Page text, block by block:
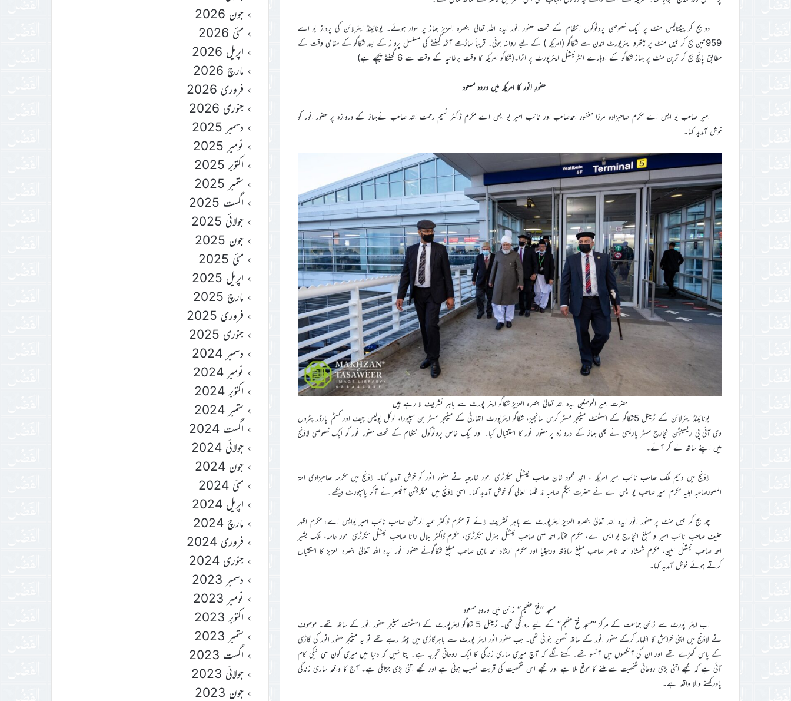
دو بج کر پینتالیس منٹ پر ایک خصوصی پروٹوکول انتظام کے تحت حضور انور ایدہ اللہ تعالیٰ بنصرہ العزیز جہاز پر سوار ہوئے۔ یونائیٹڈ ایئرلائن کی پرواز یو اے
959تین بج کر بیس منٹ پر ہیتھرو ایئرپورٹ لندن سے شکاگو (امریکہ ) کے لیے روانہ ہوئی۔ قریباً ساڑھے آٹھ گھنٹے کی مسلسل پرواز کے بعد شکاگو کے مقامی وقت کے
مطابق پانچ بج کر ترپن منٹ پر جہاز شکاگو کے اوہارے انٹرنیشنل ایئرپورٹ پر اترا۔(شکاگو امریکہ کا وقت برطانیہ کے وقت سے 6 گھنٹے پیچھے ہے)
حضورِ انور کا امریکہ میں ورود مسعود
امیر صاحب یو ایس اے مکرم صاحبزادہ مرزا مغفور احمدصاحب اور نائب امیر یو ایس اے مکرم ڈاکٹر نسیم رحمت اللہ صاحب نےجہاز کے دروازہ پر حضور انور کو
خوش آمدید کہا۔
حضرت امیر المومنین ایدہ اللہ تعالیٰ بنصرہ العزیز شکاگو ایئر پورٹ سے باہر تشریف لا رہے ہیں
یونائیٹڈ ایئرلائن کے ٹرمینل 5شکاگو کے اسسٹنٹ مینیجر مسٹر کرس سانچیز، شکاگو ایئرپورٹ اتھارٹی کے مینیجر مسٹر بن سیپیورا، لوکل پولیس چیف اور کسٹم بارڈر پٹرول
وی آئی پی ریسیپشن انچارج مسٹر پاریسی نے بھی جہاز کے دروازہ پر حضور انور کا استقبال کیا۔ اور ایک خاص پروٹوکول انتظام کے تحت حضور انور کو ایک خصوصی لاؤنج
میں اپنے ساتھ لے کر آئے۔
لاؤنج میں وسیم ملک صاحب نائب امیر امریکہ ، امجد محمود خان صاحب نیشنل سیکرٹری امور خارجیہ نے حضور انور کو خوش آمدید کہا۔ لاؤنج میں مکرمہ صاحبزادی امۃ
المصورصاحبہ اہلیہ مکرم امیر صاحب یو ایس اے نے حضرت بیگم صاحبہ مدّ ظلّہا العالی کو خوش آمدید کہا۔ اسی لاؤنج میں امیگریشن آفیسر نے آکر پاسپورٹ دیکھے۔
چھ بج کر بیس منٹ پر حضور انور ایدہ اللہ تعالیٰ بنصرہ العزیز ایئرپورٹ سے باہر تشریف لائے تو مکرم ڈاکٹر حمید الرحمٰن صاحب نائب امیر یوایس اے، مکرم اظہر
حنیف صاحب نائب امیر و مبلغ انچارج یو ایس اے، مکرم مختار احمد ملہی صاحب نیشنل جنرل سیکرٹری، مکرم ڈاکٹر بلال رانا صاحب نیشنل سیکرٹری امور عامہ، ملک بشیر
احمد صاحب نیشنل امین، مکرم شمشاد احمد ناصر صاحب مبلغ ساؤتھ ورجینیا اور مکرم ارشاد احمد ماہی صاحب مبلغ شکاگونے حضور انور ایدہ اللہ تعالیٰ بنصرہ العزیز کا استقبال
کرتے ہوئے خوش آمدید کہا۔
مسجد ’’فتح عظیم‘‘ زائن میں ورودِ مسعود
اب ایئر پورٹ سے زائن جماعت کے مرکز ’’مسجد فتح عظیم‘‘ کے لیے روانگی تھی۔ ٹرمینل 5 شکاگو ایئرپورٹ کے اسسٹنٹ مینیجر حضور انور کے ساتھ تھے۔ موصوف
نے لاؤنج میں اپنی خواہش کا اظہار کرکے حضور انور کے ساتھ تصویر بنوائی تھی۔ جب حضور انور ایئر پورٹ سے باہرگاڑی میں بیٹھ رہے تھے تو یہ مینیجر حضور انور کی گاڑی
کے پاس کھڑے تھے اور ان کی آنکھوں میں آنسو تھے۔ کہنے لگے کہ آج میری ساری زندگی کا ایک روحانی تجربہ ہے۔ پتا نہیں کہ دنیا میں میری کون سی نیکی کام
آئی ہے کہ مجھے اتنی بڑی روحانی شخصیت سے ملنے کا موقع ملا ہے اور مجھے اس شخصیت کی قربت نصیب ہوئی ہے اور مجھے اتنی بڑی جزاملی ہے۔ آج کا واقعہ ساری زندگی
یادرکھنے والا واقعہ ہے۔
جون 2026
مئی 2026
اپریل 2026
مارچ 2026
فروری 2026
جنوری 2026
دسمبر 2025
نومبر 2025
اکتوبر 2025
ستمبر 2025
اگست 2025
جولائی 2025
جون 2025
مئی 2025
اپریل 2025
مارچ 2025
فروری 2025
جنوری 2025
دسمبر 2024
نومبر 2024
اکتوبر 2024
ستمبر 2024
اگست 2024
جولائی 2024
جون 2024
مئی 2024
اپریل 2024
مارچ 2024
فروری 2024
جنوری 2024
دسمبر 2023
نومبر 2023
اکتوبر 2023
ستمبر 2023
اگست 2023
جولائی 2023
جون 2023